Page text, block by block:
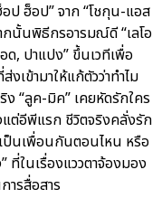
ป ฮ็อป” จาก “โชกุน-แอส
กนั้นพิธีกรอารมณ์ดี “เลโอ
, ปาแปง” ขึ้นเวทีเพื่อ
ข้ามาให้แก้ตัวว่าทำไม
“ลูค-มิค” เคยหัดรักใคร
ต่อีพีแรก ชีวิตจริงคลั่งรัก
ป็นเพื่อนกันตอนไหน หรือ
ที่ในเรื่องแววตาจ้องมอง
ารสื่อสาร